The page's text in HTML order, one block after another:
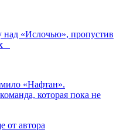
«Ислочью», пропустив
«Нафтан».
которая пока не
от автора